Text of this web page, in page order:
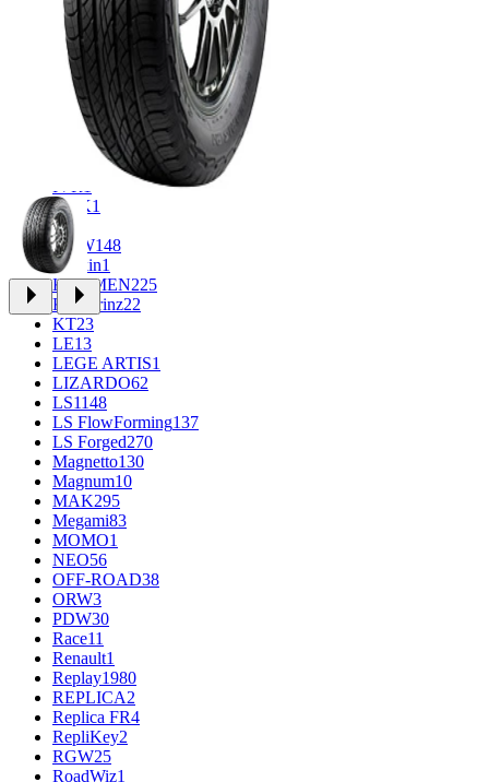
CROSS_STREET30
Eurodisk 1
FF 34
GR 71
Grizzly 3
iFree 1008
iFree Original53
INFORGED1
K&K1
K7
KDW148
Keskin1
KHOMEN225
Kronprinz22
KT23
LE13
LEGE ARTIS1
LIZARDO62
LS1148
LS FlowForming137
LS Forged270
Magnetto130
Magnum10
MAK295
Megami83
MOMO1
NEO56
OFF-ROAD38
ORW3
PDW30
Race11
Renault1
Replay1980
REPLICA2
Replica FR4
RepliKey2
RGW25
RoadWiz1